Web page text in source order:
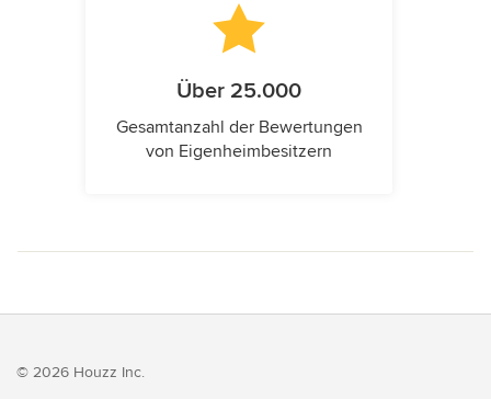
Über 25.000
Gesamtanzahl der Bewertungen
von Eigenheimbesitzern
© 2026 Houzz Inc.